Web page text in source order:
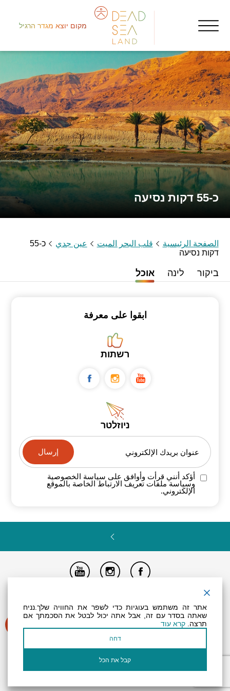
מקום יוצא מגדר הרגיל
כ-55 דקות נסיעה
الصفحة الرئيسية قلب البحر الميت عين جدي
כ-55
דקות נסיעה
ביקור לינה אוכל
ابقوا على معرفة
רשתות
ניוזלטר
عنوان بريدك الإلكتروني
أؤكد أنني قرأت وأوافق على سياسة الخصوصية
وسياسة ملفات تعريف الارتباط الخاصة بالموقع
الإلكتروني.
جميع الحقوق محفوظة لـ "أرض (منطقة) البحر الميت ©
אתר זה משתמש בעוגיות כדי לשפר את החוויה שלך.נניח
שאתה בסדר עם זה, אבל אתה יכול לבטל את הסכמתך אם
תרצה. קרא עוד
דחה
קבל את הכל